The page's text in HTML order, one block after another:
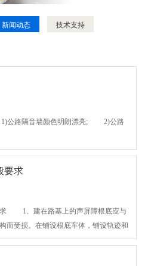
新闻动态 技术支持
路隔音墙颜色明朗漂亮; 2)公路
要求
1、建在路基上的声屏障根底应与
而受损。在铺设根底车体，铺设轨迹和
底施